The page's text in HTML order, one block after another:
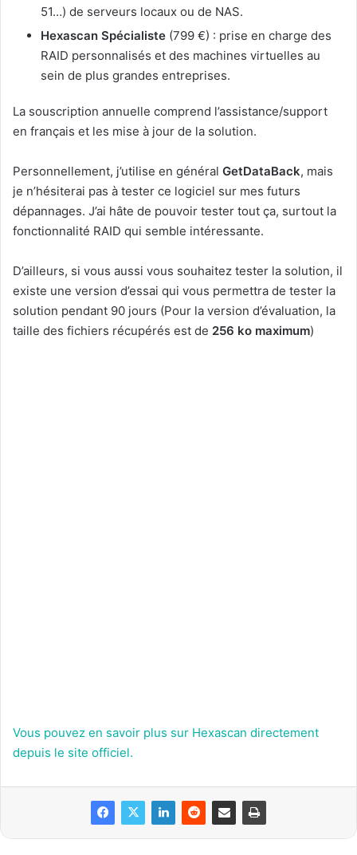
51…) de serveurs locaux ou de NAS.
Hexascan Spécialiste (799 €) : prise en charge des
RAID personnalisés et des machines virtuelles au
sein de plus grandes entreprises.
La souscription annuelle comprend l’assistance/support
en français et les mise à jour de la solution.
Personnellement, j’utilise en général GetDataBack, mais
je n’hésiterai pas à tester ce logiciel sur mes futurs
dépannages. J’ai hâte de pouvoir tester tout ça, surtout la
fonctionnalité RAID qui semble intéressante.
D’ailleurs, si vous aussi vous souhaitez tester la solution, il
existe une version d’essai qui vous permettra de tester la
solution pendant 90 jours (Pour la version d’évaluation, la
taille des fichiers récupérés est de 256 ko maximum)
Vous pouvez en savoir plus sur Hexascan directement
depuis le site officiel.